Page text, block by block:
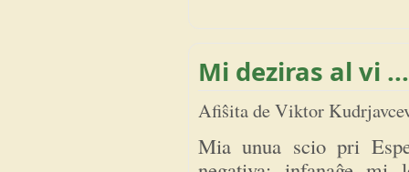
Mi deziras al vi ...
Afiŝita deViktor
Mia unua scio pri